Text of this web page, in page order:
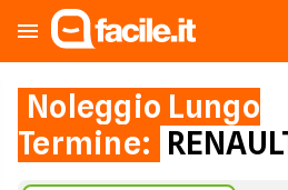
Noleggio Lungo
Termine: